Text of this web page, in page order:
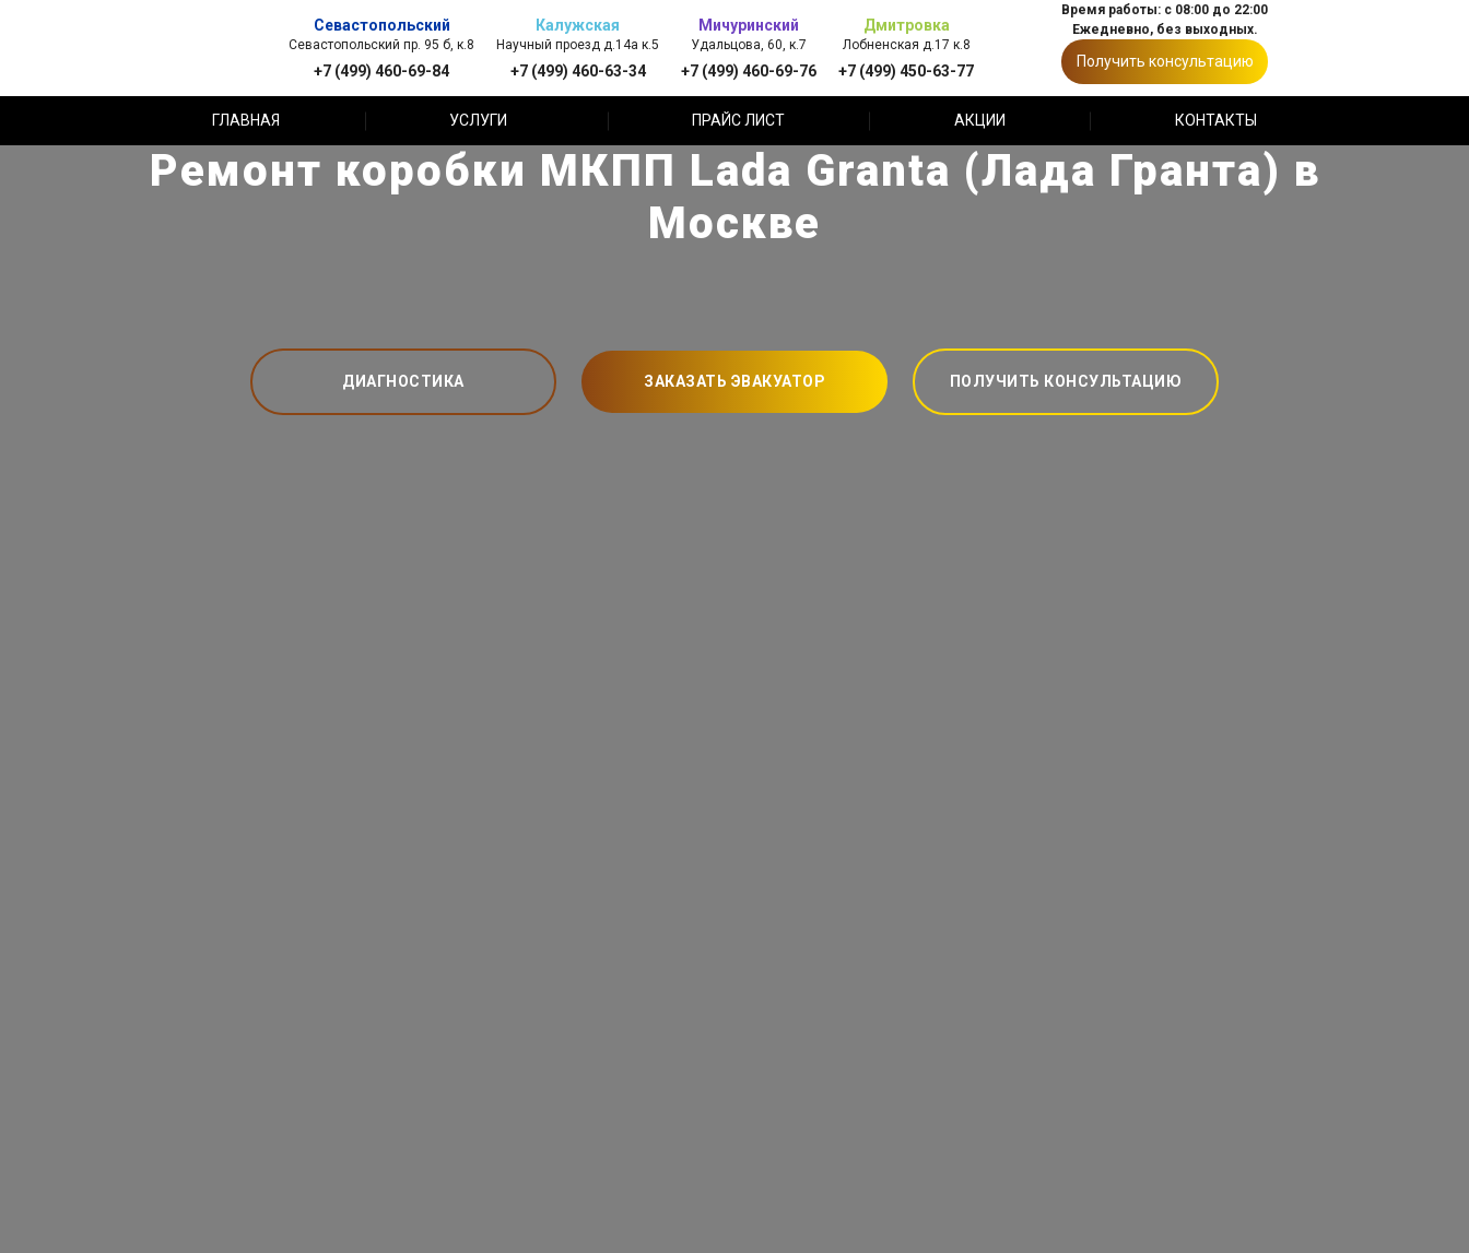
Севастопольский
Севастопольский пр. 95 б, к.8
+7 (499) 460-69-84
Калужская
Научный проезд д.14а к.5
+7 (499) 460-63-34
Мичуринский
Удальцова, 60, к.7
+7 (499) 460-69-76
Дмитровка
Лобненская д.17 к.8
+7 (499) 450-63-77
Время работы: с 08:00 до 22:00
Ежедневно, без выходных.
Получить консультацию
ГЛАВНАЯ УСЛУГИ ПРАЙС ЛИСТ АКЦИИ КОНТАКТЫ
Ремонт коробки МКПП Lada Granta (Лада Гранта) в
Москве
ДИАГНОСТИКА ЗАКАЗАТЬ ЭВАКУАТОР ПОЛУЧИТЬ КОНСУЛЬТАЦИЮ